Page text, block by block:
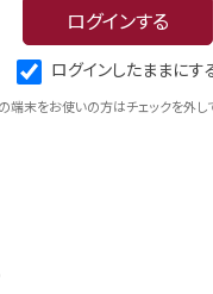
ログインしたままにす
端末をお使いの方はチェックを外し